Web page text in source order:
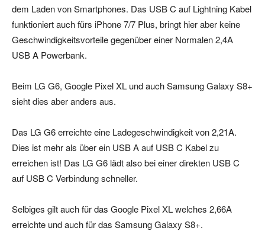
dem Laden von Smartphones. Das USB C auf Lightning Kabel
funktioniert auch fürs iPhone 7/7 Plus, bringt hier aber keine
Geschwindigkeitsvorteile gegenüber einer Normalen 2,4A
USB A Powerbank.
Beim LG G6, Google Pixel XL und auch Samsung Galaxy S8+
sieht dies aber anders aus.
Das LG G6 erreichte eine Ladegeschwindigkeit von 2,21A.
Dies ist mehr als über ein USB A auf USB C Kabel zu
erreichen ist! Das LG G6 lädt also bei einer direkten USB C
auf USB C Verbindung schneller.
Selbiges gilt auch für das Google Pixel XL welches 2,66A
erreichte und auch für das Samsung Galaxy S8+.